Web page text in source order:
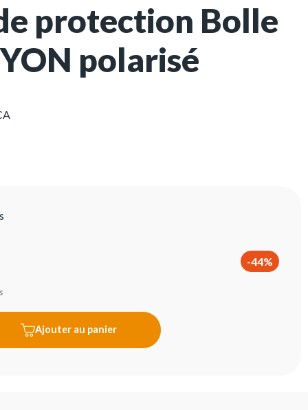
protection Bolle
polarisé
-44%
Ajouter au panier